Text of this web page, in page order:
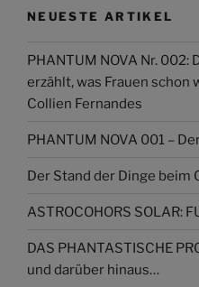
NEUESTE ARTIKEL
PHANTUM NOVA Nr. 002:
erzählt, was Frauen schon
Collien Fernandes
PHANTUM NOVA 001 –
Der Stand der Dinge beim
ASTROCOHORS SOLAR:
DAS PHANTASTISCHE
und darüber hinaus…